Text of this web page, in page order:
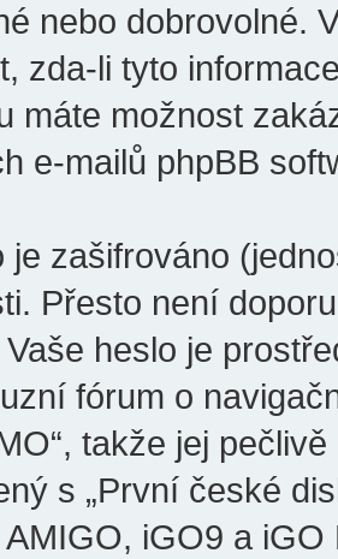
nebo dobrovolné.
zda-li tyto
máte možnost
e-mailů phpBB
je zašifrováno
Přesto není
heslo je
fórum o
takže jej
s „První české
iGO9 a